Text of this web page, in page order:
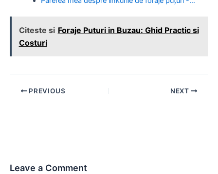
Citeste si Foraje Puturi in Buzau: Ghid Practic si
Costuri
Post PREVIOUS NEXT
Leave a Comment